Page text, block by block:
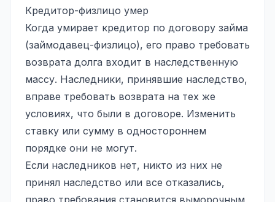
Кредитор-физлицо умер
Когда умирает кредитор по договору займа
(займодавец-физлицо), его право требовать
возврата долга входит в наследственную
массу. Наследники, принявшие наследство,
вправе требовать возврата на тех же
условиях, что были в договоре. Изменить
ставку или сумму в одностороннем
порядке они не могут.
Если наследников нет, никто из них не
принял наследство или все отказались,
право требования становится выморочным